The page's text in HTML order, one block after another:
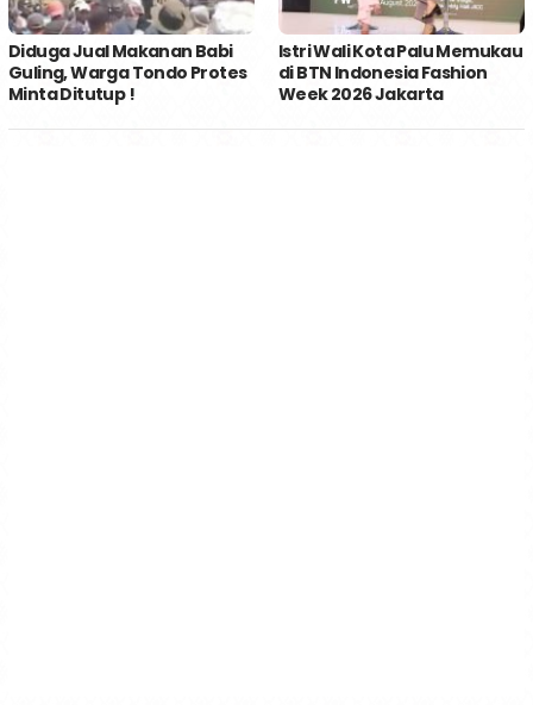
Diduga Jual Makanan Babi
Guling, Warga Tondo Protes
Minta Ditutup !
Istri Wali Kota Palu Memukau
di BTN Indonesia Fashion
Week 2026 Jakarta